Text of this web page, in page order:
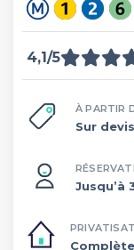
4,1/5
À PARTIR
Sur devis
Jusqu’à
Complète